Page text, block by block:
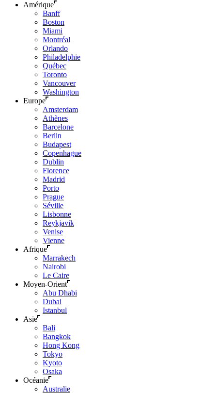
Amérique
Banff
Boston
Miami
Montréal
Orlando
Philadelphie
Québec
Toronto
Vancouver
Washington
Europe
Amsterdam
Athènes
Barcelone
Berlin
Budapest
Copenhague
Dublin
Florence
Madrid
Porto
Prague
Séville
Lisbonne
Reykjavik
Venise
Vienne
Afrique
Marrakech
Nairobi
Le Caire
Moyen-Orient
Abu Dhabi
Dubai
Istanbul
Asie
Bali
Bangkok
Hong Kong
Tokyo
Kyoto
Osaka
Océanie
Australie